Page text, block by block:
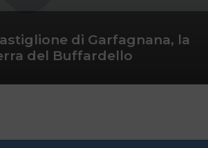
di Garfagnana, la
del Buffardello